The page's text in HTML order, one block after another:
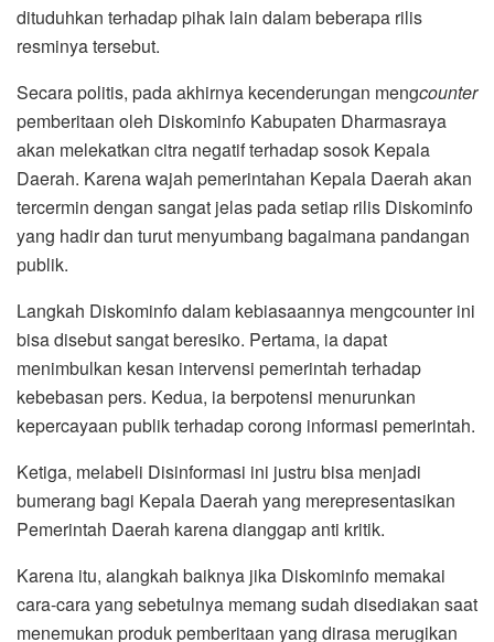
dituduhkan terhadap pihak lain dalam beberapa rilis
resminya tersebut.
Secara politis, pada akhirnya kecenderungan mengcounter
pemberitaan oleh Diskominfo Kabupaten Dharmasraya
akan melekatkan citra negatif terhadap sosok Kepala
Daerah. Karena wajah pemerintahan Kepala Daerah akan
tercermin dengan sangat jelas pada setiap rilis Diskominfo
yang hadir dan turut menyumbang bagaimana pandangan
publik.
Langkah Diskominfo dalam kebiasaannya mengcounter ini
bisa disebut sangat beresiko. Pertama, ia dapat
menimbulkan kesan intervensi pemerintah terhadap
kebebasan pers. Kedua, ia berpotensi menurunkan
kepercayaan publik terhadap corong informasi pemerintah.
Ketiga, melabeli Disinformasi ini justru bisa menjadi
bumerang bagi Kepala Daerah yang merepresentasikan
Pemerintah Daerah karena dianggap anti kritik.
Karena itu, alangkah baiknya jika Diskominfo memakai
cara-cara yang sebetulnya memang sudah disediakan saat
menemukan produk pemberitaan yang dirasa merugikan